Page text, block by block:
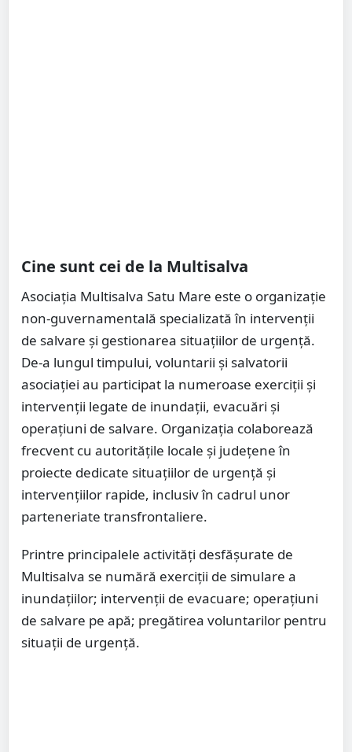
Cine sunt cei de la Multisalva
Asociația Multisalva Satu Mare este o organizație
non-guvernamentală specializată în intervenții
de salvare și gestionarea situațiilor de urgență.
De-a lungul timpului, voluntarii și salvatorii
asociației au participat la numeroase exerciții și
intervenții legate de inundații, evacuări și
operațiuni de salvare. Organizația colaborează
frecvent cu autoritățile locale și județene în
proiecte dedicate situațiilor de urgență și
intervențiilor rapide, inclusiv în cadrul unor
parteneriate transfrontaliere.
Printre principalele activități desfășurate de
Multisalva se numără exerciții de simulare a
inundațiilor; intervenții de evacuare; operațiuni
de salvare pe apă; pregătirea voluntarilor pentru
situații de urgență.